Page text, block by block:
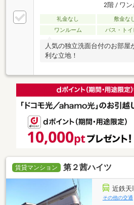
2階 / ワン
礼金なし 敷金な
ワンルーム
バス・トイ
人気の独立洗面台付のお部屋
利な立地！
賃貸マンション 第２茜ハイツ
近鉄天
その他の交通